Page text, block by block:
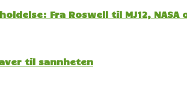
Fra Roswell til MJ12,
til sannheten